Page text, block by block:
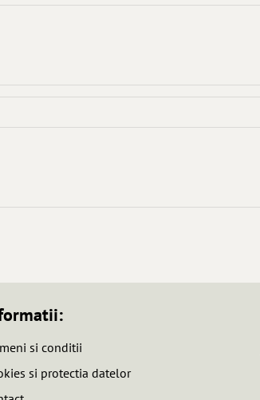
si conditii
si protectia datelor